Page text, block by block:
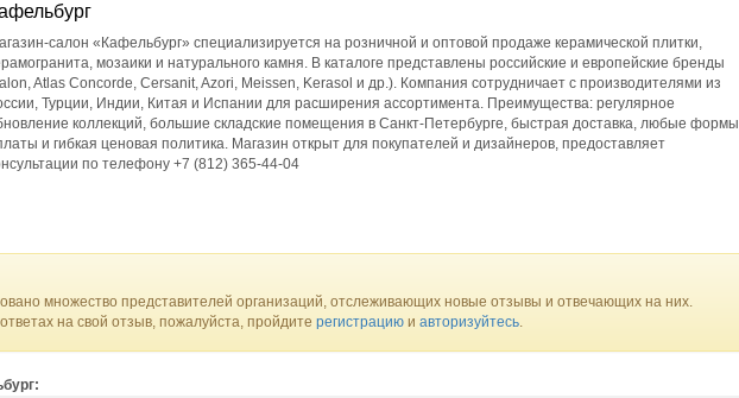
«Кафельбург» специализируется на розничной и оптовой продаже керамической плитки,
мозаики и натурального камня. В каталоге представлены российские и европейские бренды
Atlas Concorde, Cersanit, Azori, Meissen, Kerasol и др.). Компания сотрудничает с производителями из
Турции, Индии, Китая и Испании для расширения ассортимента. Преимущества: регулярное
коллекций, большие складские помещения в Санкт‑Петербурге, быстрая доставка, любые формы
и гибкая ценовая политика. Магазин открыт для покупателей и дизайнеров, предоставляет
по телефону +7 (812) 365‑44‑04
множество представителей организаций, отслеживающих новые отзывы и отвечающих на них.
на свой отзыв, пожалуйста, пройдите регистрацию и авторизуйтесь.